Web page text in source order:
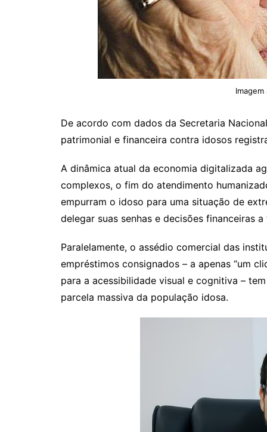
Imagem
De acordo com dados da Secretaria
patrimonial e financeira contra idosos
A dinâmica atual da economia digitalizada
complexos, o fim do atendimento
empurram o idoso para uma situação de
delegar suas senhas e decisões financeiras
Paralelamente, o assédio comercial das
empréstimos consignados – a apenas “um
para a acessibilidade visual e cognitiva –
parcela massiva da população idosa.